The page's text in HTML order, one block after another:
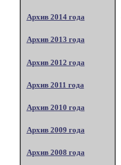
Архив 2014 года
Архив 2013 года
Архив 2012 года
Архив 2011 года
Архив 2010 года
Архив 2009 года
Архив 2008 года